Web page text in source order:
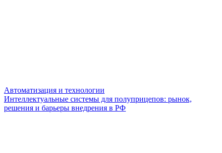
Автоматизация и технологии
Интеллектуальные системы для полуприцепов: рынок,
решения и барьеры внедрения в РФ